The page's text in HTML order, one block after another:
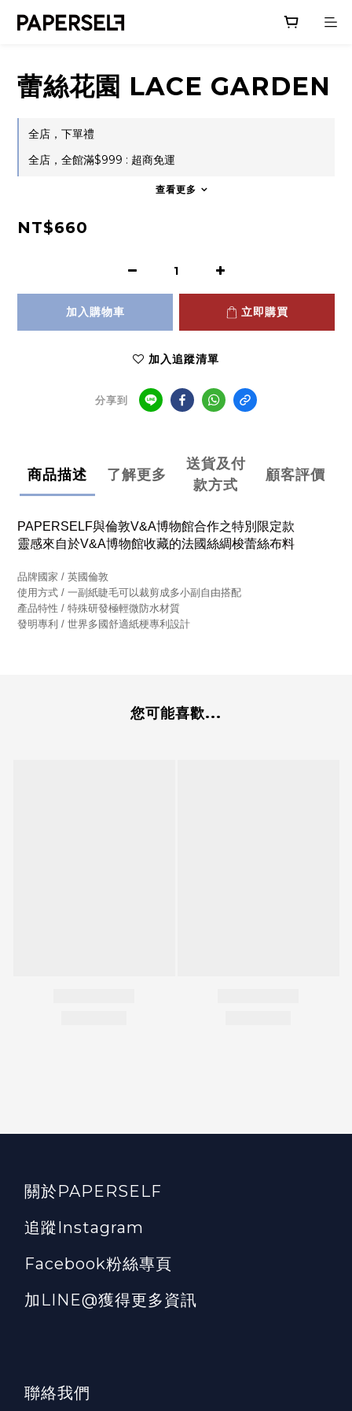
蕾絲花園 LACE GARDEN
全店，下單禮
全店，全館滿$999 : 超商免運
查看更多
NT$660
加入購物車 立即購買
加入追蹤清單
分享到
商品描述 了解更多
送貨及付
款方式
顧客評價
PAPERSELF與倫敦V&A博物館合作之特別限定款
靈感來自於V&A博物館收藏的法國絲綢梭蕾絲布料
品牌國家 / 英國倫敦
使用方式 / 一副紙睫毛可以裁剪成多小副自由搭配
產品特性 / 特殊研發極輕微防水材質
發明專利 / 世界多國舒適紙梗專利設計
您可能喜歡...
關於PAPERSELF
追蹤Instagram
Facebook粉絲專頁
加LINE@獲得更多資訊
聯絡我們